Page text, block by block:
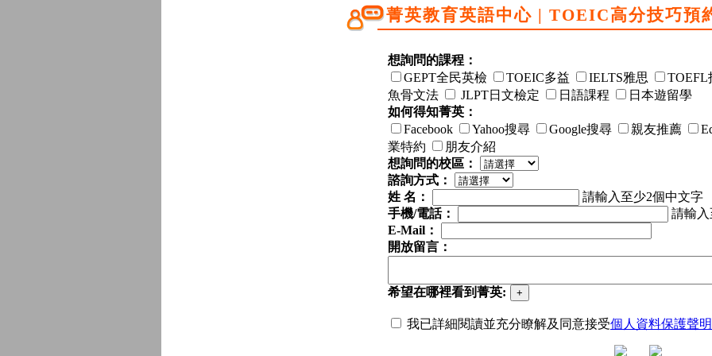
菁英教育英語中心 | TOEIC高分技巧預